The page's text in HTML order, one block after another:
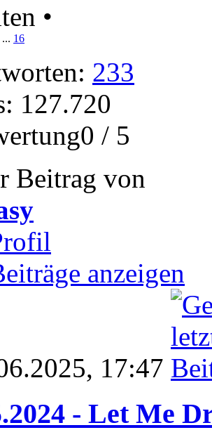
•
... 16
233
127.720
/ 5
Beitrag von
anzeigen
17:47
- Let Me